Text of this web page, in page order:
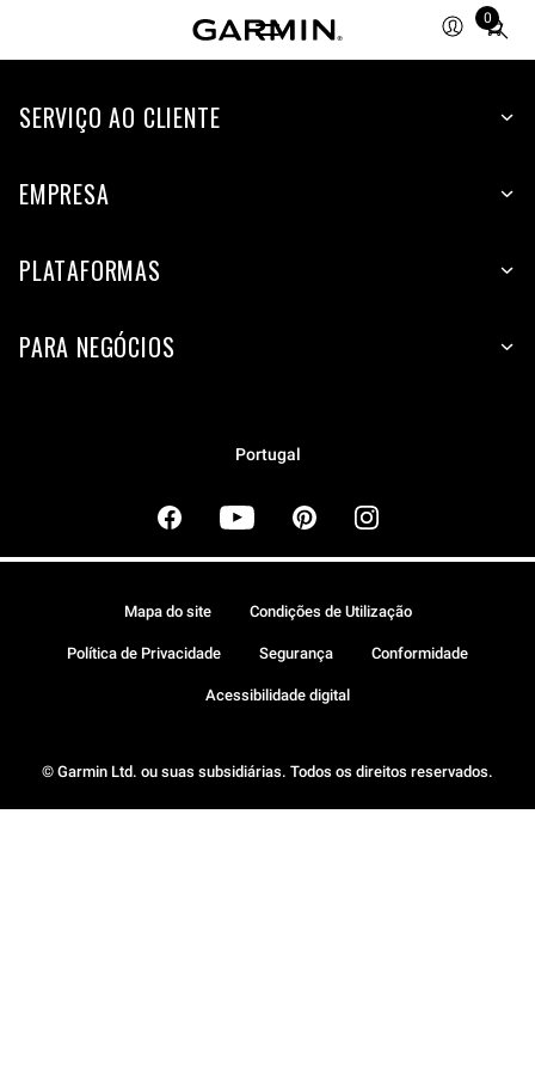
0
Total
SERVIÇO AO CLIENTE
EMPRESA
PLATAFORMAS
PARA NEGÓCIOS
Portugal
© Garmin Ltd. ou suas subsidiárias. Todos os direitos reservados.
Mapa do site Condições de Utilização
Política de Privacidade Segurança Conformidade
Acessibilidade digital